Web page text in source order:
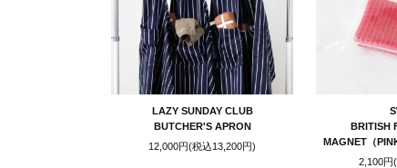
LAZY SUNDAY CLUB
BUTCHER'S APRON
12,000円(税込13,200円)
BRITISH
MAGNET（
2,100円